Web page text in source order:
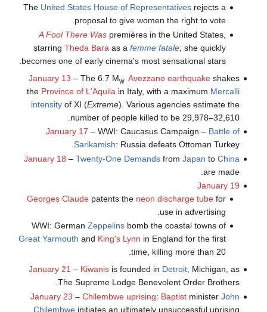
The United States House of Representatives rejects a
proposal to give women the right to vote.
A Fool There Was premières in the United States,
starringTheda Bara as afemme fatale; she quickly
becomes one of early cinema's most sensational stars.
January 13 – The 6.7 Mw Avezzano earthquakeshakes
the Province of L'Aquila in Italy, with a maximum Mercalli
intensityof XI (Extreme). Various agencies estimate the
number of people killed to be 29,978–32,610.
January 17 – WWI: Caucasus Campaign – Battle of
Sarikamish: Russia defeats Ottoman Turkey.
January 18 – Twenty-One Demandsfrom Japan to China
are made.
January 19
Georges Claude patents the neon discharge tube for
use in advertising.
WWI: GermanZeppelins bomb the coastal towns of
Great Yarmouth and King's Lynn in England for the first
time, killing more than 20.
January 21 – Kiwanisis founded in Detroit, Michigan, as
The Supreme Lodge Benevolent Order Brothers.
January 23 – Chilembwe uprising: Baptistminister John
Chilembweinitiates an ultimately unsuccessful uprising